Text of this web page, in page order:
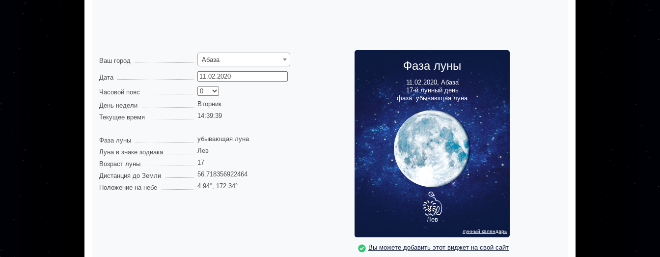
Ваш город Абаза
Дата
Часовой пояс
День недели
Вторник
Текущее время
14:39:40
Фаза луны
убывающая луна
Луна в знаке зодиака
Лев
Возраст луны
17
Дистанция до Земли
56.718356922464
Положение на небе
4.94°, 172.34°
Фаза луны
11.02.2020, Абаза
17-й лунный день
фаза: убывающая луна
Лев
лунный календарь
Вы можете добавить этот виджет на свой сайт